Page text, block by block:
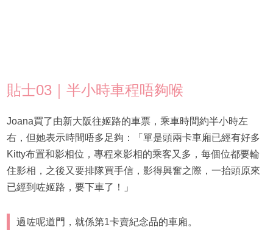
貼士03｜半小時車程唔夠喉
Joana買了由新大阪往姬路的車票，乘車時間約半小時左
右，但她表示時間唔多足夠：「單是頭兩卡車廂已經有好多
Kitty布置和影相位，專程來影相的乘客又多，每個位都要輪
住影相，之後又要排隊買手信，影得興奮之際，一抬頭原來
已經到咗姬路，要下車了！」
過咗呢道門，就係第1卡賣紀念品的車廂。